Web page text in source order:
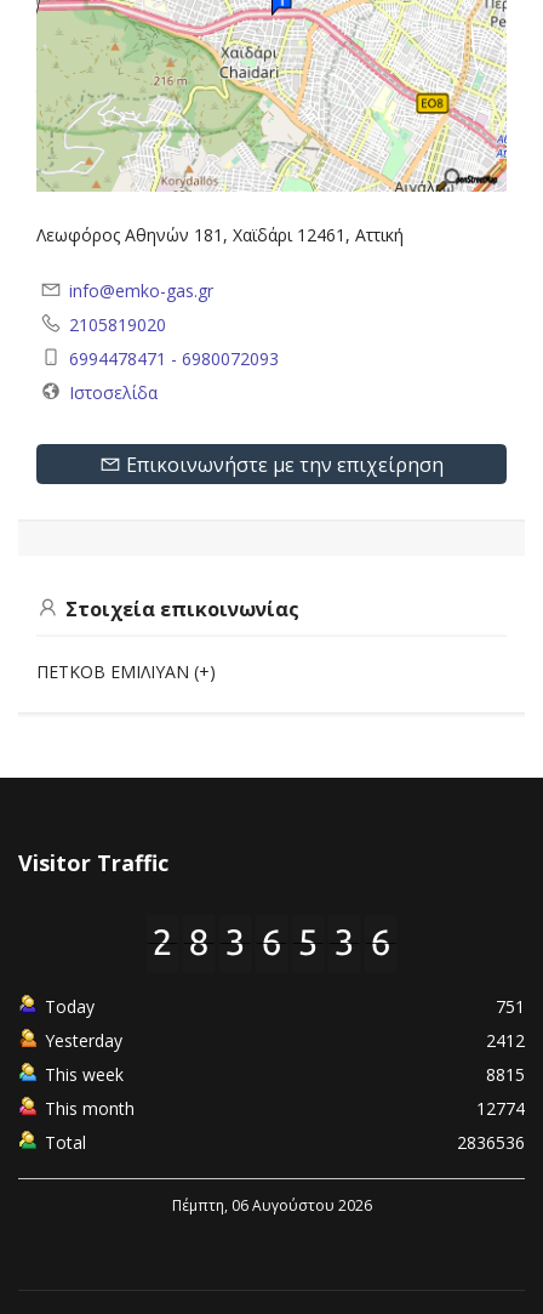
Λεωφόρος Αθηνών 181, Χαϊδάρι 12461, Αττική
info@emko-gas.gr
2105819020
6994478471 - 6980072093
Ιστοσελίδα
Επικοινωνήστε με την επιχείρηση
Στοιχεία επικοινωνίας
ΠΕΤΚΟΒ ΕΜΙΛΙΥΑΝ (+)
Visitor Traffic
Today
751
Yesterday
2412
This week
8815
This month
12774
Total
2836536
Πέμπτη, 06 Αυγούστου 2026